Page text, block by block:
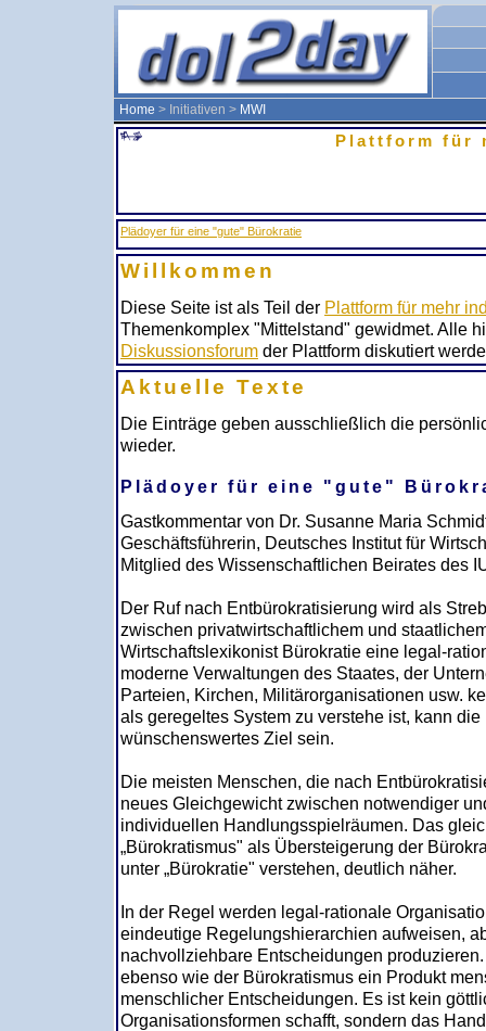
Home > Initiativen > MWI
Plattform für
Plädoyer für eine "gute" Bürokratie
Willkommen
Diese Seite ist als Teil der Plattform für mehr
Themenkomplex "Mittelstand" gewidmet. Alle
Diskussionsforum der Plattform diskutiert
Aktuelle Texte
Die Einträge geben ausschließlich die
wieder.
Plädoyer für eine "gute"
Gastkommentar von Dr. Susanne Maria
Geschäftsführerin, Deutsches Institut für
Mitglied des Wissenschaftlichen Beirates des
Der Ruf nach Entbürokratisierung wird als
zwischen privatwirtschaftlichem und
Wirtschaftslexikonist Bürokratie eine legal-
moderne Verwaltungen des Staates, der
Parteien, Kirchen, Militärorganisationen usw.
als geregeltes System zu verstehe ist, kann
wünschenswertes Ziel sein.
Die meisten Menschen, die nach
neues Gleichgewicht zwischen notwendiger
individuellen Handlungsspielräumen. Das
„Bürokratismus" als Übersteigerung der
unter „Bürokratie" verstehen, deutlich näher.
In der Regel werden legal-rationale
eindeutige Regelungshierarchien aufweisen,
nachvollziehbare Entscheidungen
ebenso wie der Bürokratismus ein Produkt
menschlicher Entscheidungen. Es ist kein
Organisationsformen schafft, sondern das